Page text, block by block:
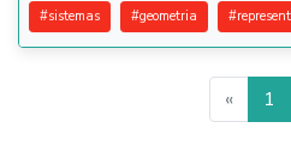
#sistemas #geometria #
« 1